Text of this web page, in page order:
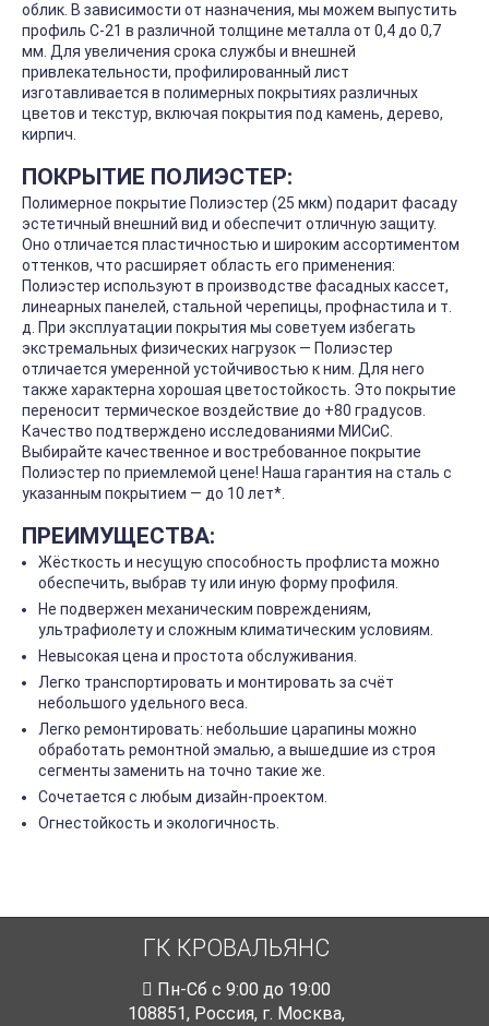
облик. В зависимости от назначения, мы можем выпустить
профиль С-21 в различной толщине металла от 0,4 до 0,7
мм. Для увеличения срока службы и внешней
привлекательности, профилированный лист
изготавливается в полимерных покрытиях различных
цветов и текстур, включая покрытия под камень, дерево,
кирпич.
ПОКРЫТИЕ ПОЛИЭСТЕР:
Полимерное покрытие Полиэстер (25 мкм) подарит фасаду
эстетичный внешний вид и обеспечит отличную защиту.
Оно отличается пластичностью и широким ассортиментом
оттенков, что расширяет область его применения:
Полиэстер используют в производстве фасадных кассет,
линеарных панелей, стальной черепицы, профнастила и т.
д. При эксплуатации покрытия мы советуем избегать
экстремальных физических нагрузок — Полиэстер
отличается умеренной устойчивостью к ним. Для него
также характерна хорошая цветостойкость. Это покрытие
переносит термическое воздействие до +80 градусов.
Качество подтверждено исследованиями МИСиС.
Выбирайте качественное и востребованное покрытие
Полиэстер по приемлемой цене! Наша гарантия на сталь с
указанным покрытием — до 10 лет*.
ПРЕИМУЩЕСТВА:
Жёсткость и несущую способность профлиста можно
обеспечить, выбрав ту или иную форму профиля.
Не подвержен механическим повреждениям,
ультрафиолету и сложным климатическим условиям.
Невысокая цена и простота обслуживания.
Легко транспортировать и монтировать за счёт
небольшого удельного веса.
Легко ремонтировать: небольшие царапины можно
обработать ремонтной эмалью, а вышедшие из строя
сегменты заменить на точно такие же.
Сочетается с любым дизайн-проектом.
Огнестойкость и экологичность.
ГК КРОВАЛЬЯНС
Пн-Cб с 9:00 до 19:00
108851, Россия, г. Москва,